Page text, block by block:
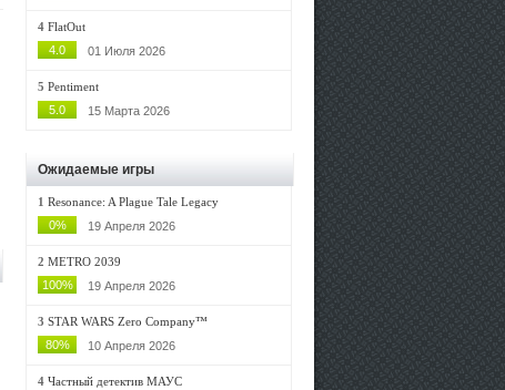
4 FlatOut
4.0
01 Июля 2026
5 Pentiment
5.0
15 Марта 2026
Ожидаемые игры
1 Resonance: A Plague Tale Legacy
0%
19 Апреля 2026
2 METRO 2039
100%
19 Апреля 2026
3 STAR WARS Zero Company™
80%
10 Апреля 2026
4 Частный детектив МАУС